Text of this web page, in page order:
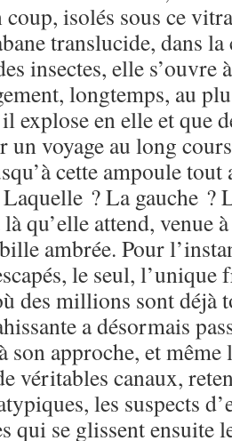
coup, isolés sous ce
translucide, dans la
insectes, elle s’ouvre
longtemps, au
explose en elle et que
un voyage au long
cette ampoule tout
? La gauche ?
qu’elle attend, venue
ambrée. Pour
le seul,
des millions sont déjà
a désormais
son approche, et
véritables canaux,
les suspects
qui se glissent ensuite